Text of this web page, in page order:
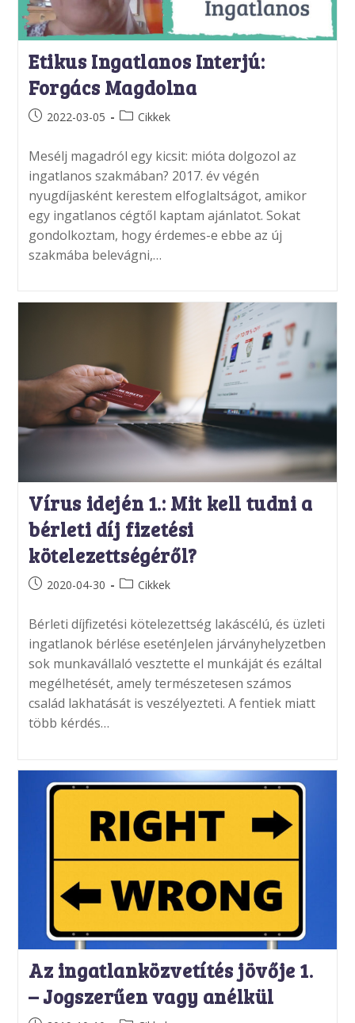
Etikus Ingatlanos Interjú:
Forgács Magdolna
Post2022-03-05
PostCikkek
Mesélj magadról egy kicsit: mióta dolgozol az
ingatlanos szakmában? 2017. év végén
nyugdíjasként kerestem elfoglaltságot, amikor
egy ingatlanos cégtől kaptam ajánlatot. Sokat
gondolkoztam, hogy érdemes-e ebbe az új
szakmába belevágni,…
Vírus idején 1.: Mit kell tudni a
bérleti díj fizetési
kötelezettségéről?
Post2020-04-30
PostCikkek
Bérleti díjfizetési kötelezettség lakáscélú, és üzleti
ingatlanok bérlése eseténJelen járványhelyzetben
sok munkavállaló vesztette el munkáját és ezáltal
megélhetését, amely természetesen számos
család lakhatását is veszélyezteti. A fentiek miatt
több kérdés…
Az ingatlanközvetítés jövője 1.
– Jogszerűen vagy anélkül